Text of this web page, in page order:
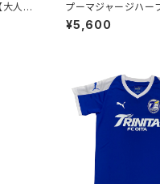
大人S
約2か
プーマジャージハー
人S～4XL】※受注生
1.5か月）
¥5,600